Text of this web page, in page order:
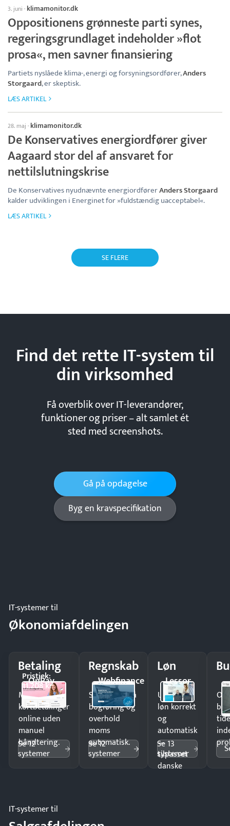
3. juni · klimamonitor.dk
Oppositionens grønneste parti synes,
regeringsgrundlaget indeholder »flot
prosa«, men savner finansiering
Partiets nyslåede klima-, energi og forsyningsordfører,Anders
Storgaard, er skeptisk.
LÆS ARTIKEL
28. maj · klimamonitor.dk
De Konservatives energiordfører giver
Aagaard stor del af ansvaret for
nettilslutningskrise
De Konservatives nyudnævnte energiordførerAnders Storgaard
kalder udviklingen i Energinet for »fuldstændig uacceptabel«.
LÆS ARTIKEL
SE FLERE
Find det rette IT-system til
dinvirksomhed
Få overblik over IT-leverandører,
funktioner og priser – alt samlet ét
sted med screenshots.
Gå på opdagelse
Byg en kravspecifikation
IT-systemer til
Økonomiafdelingen
Betaling
OnPay
Pristjek:
11.208 kr
Modtag
kortbetalinger
online uden
manuel
håndtering.
Se 12
systemer
Regnskab
Webfinance
Spar timer på
bogføring og
overhold
moms
automatisk.
Se 12
systemer
Løn
Lessor
Udbetal
løn korrekt
og
automatisk
—
tilpasset
danske
Se 13
systemer
IT-systemer til